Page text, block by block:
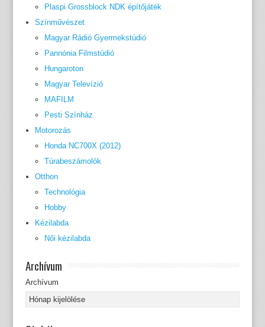
Plaspi Grossblock NDK építőjáték
Színművészet
Magyar Rádió Gyermekstúdió
Pannónia Filmstúdió
Hungaroton
Magyar Televízió
MAFILM
Pesti Színház
Motorozás
Honda NC700X (2012)
Túrabeszámolók
Otthon
Technológia
Hobby
Kézilabda
Női kézilabda
Archívum
Archívum